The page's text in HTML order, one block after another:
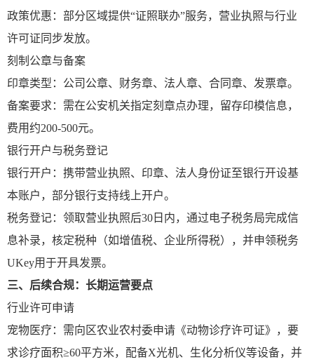
政策优惠：部分区域提供“证照联办”服务，营业执照与行业
许可证同步发放。
刻制公章与备案
印章类型：公司公章、财务章、法人章、合同章、发票章。
备案要求：需在公安机关指定刻章点办理，留存印模信息，
费用约200-500元。
银行开户与税务登记
银行开户：携带营业执照、印章、法人身份证至银行开设基
本账户，部分银行支持线上开户。
税务登记：领取营业执照后30日内，通过电子税务局完成信
息补录，核定税种（如增值税、企业所得税），并申领税务
UKey用于开具发票。
三、后续合规：长期运营要点
行业许可申请
宠物医疗：需向区农业农村委申请《动物诊疗许可证》，要
求诊疗面积≥60平方米，配备X光机、生化分析仪等设备，并